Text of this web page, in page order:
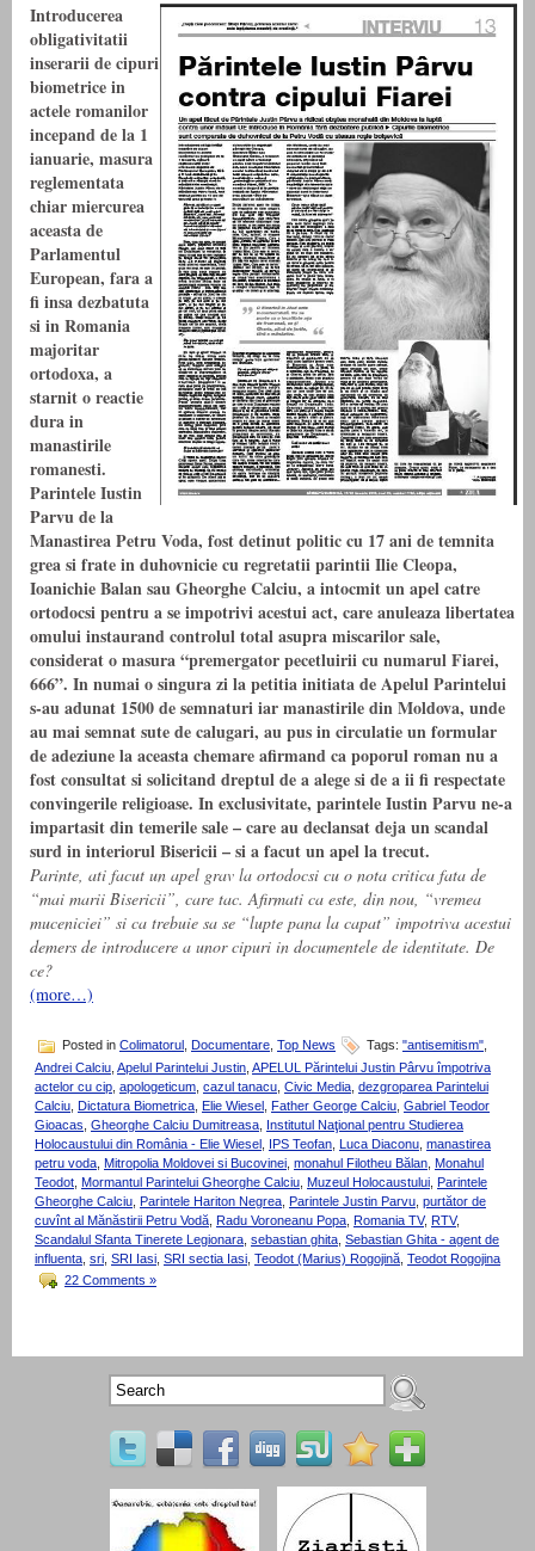
Introducerea
obligativitatii
inserarii de cipuri
biometrice in
actele romanilor
incepand de la 1
ianuarie, masura
reglementata
chiar miercurea
aceasta de
Parlamentul
European, fara a
fi insa dezbatuta
si in Romania
majoritar
ortodoxa, a
starnit o reactie
dura in
manastirile
romanesti.
Parintele Iustin
Parvu de la
Manastirea Petru Voda, fost detinut politic cu 17 ani de temnita
grea si frate in duhovnicie cu regretatii parintii Ilie Cleopa,
Ioanichie Balan sau Gheorghe Calciu, a intocmit un apel catre
ortodocsi pentru a se impotrivi acestui act, care anuleaza libertatea
omului instaurand controlul total asupra miscarilor sale,
considerat o masura “premergator pecetluirii cu numarul Fiarei,
666”. In numai o singura zi la petitia initiata de Apelul Parintelui
s-au adunat 1500 de semnaturi iar manastirile din Moldova, unde
au mai semnat sute de calugari, au pus in circulatie un formular
de adeziune la aceasta chemare afirmand ca poporul roman nu a
fost consultat si solicitand dreptul de a alege si de a ii fi respectate
convingerile religioase. In exclusivitate, parintele Iustin Parvu ne-a
impartasit din temerile sale – care au declansat deja un scandal
surd in interiorul Bisericii – si a facut un apel la trecut.
Parinte, ati facut un apel grav la ortodocsi cu o nota critica fata de
“mai marii Bisericii”, care tac. Afirmati ca este, din nou, “vremea
muceniciei” si ca trebuie sa se “lupte pana la capat” impotriva acestui
demers de introducere a unor cipuri in documentele de identitate. De
ce?
(more…)
Posted in Colimatorul Documentare Top News Tags: "antisemitism"
Andrei Calciu Apelul Parintelui Justin APELUL Părintelui Justin Pârvu împotriva
actelor cu cip apologeticum cazul tanacu Civic Media dezgroparea Parintelui
Calciu Dictatura Biometrica Elie Wiesel Father George Calciu Gabriel Teodor
Gioacas Gheorghe Calciu Dumitreasa Institutul Naţional pentru Studierea
Holocaustului din România - Elie Wiesel IPS Teofan Luca Diaconu manastirea
petru voda Mitropolia Moldovei si Bucovinei monahul Filotheu Bălan Monahul
Teodot Mormantul Parintelui Gheorghe Calciu Muzeul Holocaustului Parintele
Gheorghe Calciu Parintele Hariton Negrea Parintele Justin Parvu purtător de
cuvînt al Mănăstirii Petru Vodă Radu Voroneanu Popa Romania TV, RTV,
Scandalul Sfanta Tinerete Legionara sebastian ghita Sebastian Ghita - agent de
influenta sri SRI Iasi SRI sectia Iasi Teodot (Marius) Rogojină Teodot Rogojina
22 Comments »